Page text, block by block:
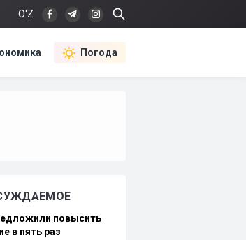
O‘Z
Погода
повысить
в пять раз